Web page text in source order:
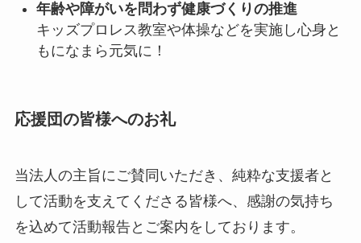
年齢や障がいを問わず健康づくりの推進
キッズプロレス教室や体操などを実施し心身と
もになまら元気に！
応援団の皆様へのお礼
当法人の主旨にご賛同いただき、純粋な支援者と
して活動を支えてくださる皆様へ、感謝の気持ち
を込めて活動報告とご案内をしております。